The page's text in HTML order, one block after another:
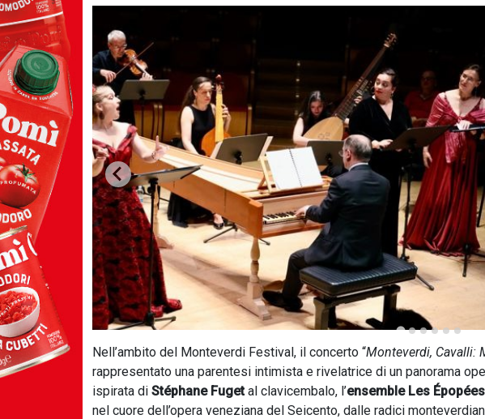
Nell’ambito del Monteverdi Festival, il concerto “Monteverdi, Cavalli:
rappresentato una parentesi intimista e rivelatrice di un panorama
ispirata di Stéphane Fugetal clavicembalo, l’ensemble Les Épopées
nel cuore dell’opera veneziana del Seicento, dalle radici